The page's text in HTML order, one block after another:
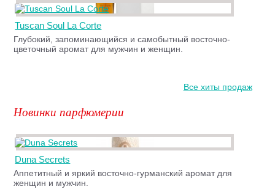
Tuscan Soul La Corte
Глубокий, запоминающийся и самобытный восточно-
цветочный аромат для мужчин и женщин.
Все хиты продаж
Новинки парфюмерии
Duna Secrets
Аппетитный и яркий восточно-гурманский аромат для
женщин и мужчин.